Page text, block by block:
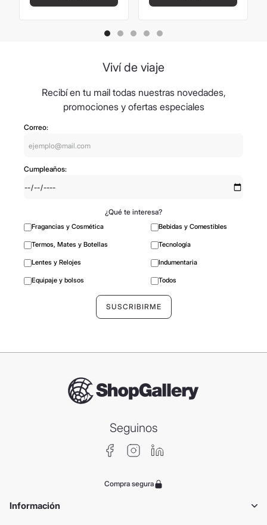
Viví de viaje
Recibí en tu mail todas nuestras novedades,
promociones y ofertas especiales
Correo:
Cumpleaños:
¿Qué te interesa?
Fragancias y Cosmética Bebidas y Comestibles
Termos, Mates y Botellas Tecnología
Lentes y Relojes Indumentaria
Equipaje y bolsos Todos
Seguinos
Compra segura
Información